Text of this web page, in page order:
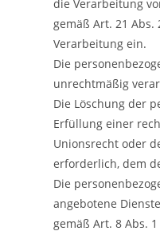
die Verarbeitung
gemäß Art. 21 Abs.
Verarbeitung ein.
Die
unrechtmäßig
Die Löschung der
Erfüllung einer
Unionsrecht oder
erforderlich, dem
Die
angebotene
gemäß Art. 8 Abs.